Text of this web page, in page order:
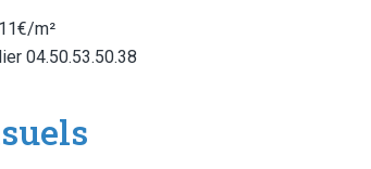
m²
04.50.53.50.38